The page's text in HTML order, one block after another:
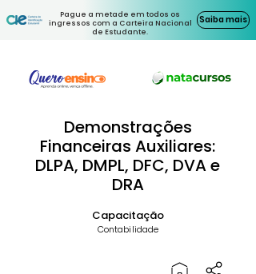
Pague a metade em todos os
ingressos com a Carteira Nacional
de Estudante.
Saiba mais
Demonstrações
Financeiras Auxiliares:
DLPA, DMPL, DFC, DVA e
DRA
Capacitação
Contabilidade